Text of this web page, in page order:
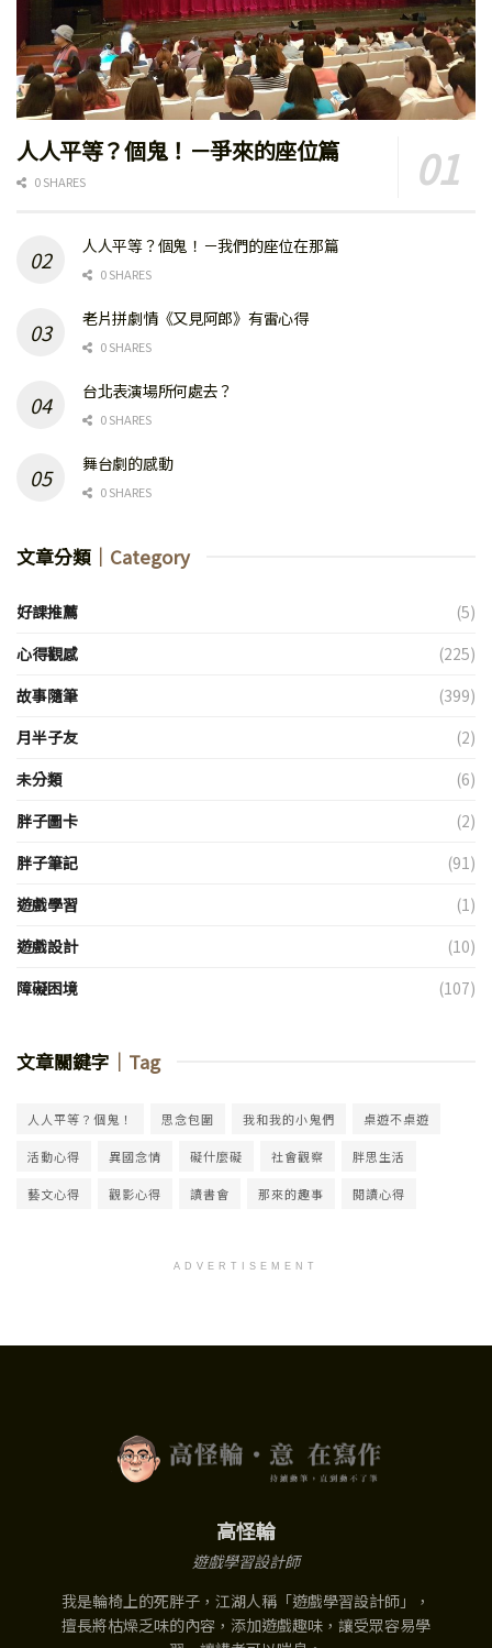
人人平等？個鬼！－爭來的座位篇
0 SHARES
人人平等？個鬼！－我們的座位在那篇
0 SHARES
老片拼劇情《又見阿郎》有雷心得
0 SHARES
台北表演場所何處去？
0 SHARES
舞台劇的感動
0 SHARES
文章分類 ｜Category
好課推薦
(5)
心得觀感
(225)
故事隨筆
(399)
月半子友
(2)
未分類
(6)
胖子圖卡
(2)
胖子筆記
(91)
遊戲學習
(1)
遊戲設計
(10)
障礙困境
(107)
文章關鍵字 ｜Tag
人人平等？個鬼！ 思念包圍 我和我的小鬼們 桌遊不桌遊
活動心得 異國念情 礙什麼礙 社會觀察 胖思生活
藝文心得 觀影心得 讀書會 那來的趣事 閱讀心得
ADVERTISEMENT
高怪輪
遊戲學習設計師
我是輪椅上的死胖子，江湖人稱「遊戲學習設計師」，
擅長將枯燥乏味的內容，添加遊戲趣味，讓受眾容易學